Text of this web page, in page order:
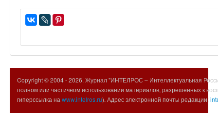
Copyright © 2004 -2026. Журнал "ИНТЕЛРОС – Интеллектуальная
полном или частичном использовании материалов, разрешенных к
гиперссылка на www.intelros.ru). Адрес электронной почты редакции: